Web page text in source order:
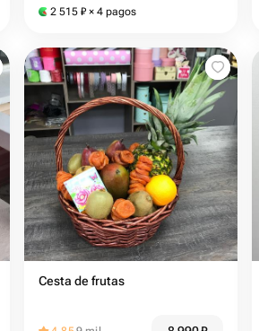
2 515 ₽ × 4 pagos
Cesta de frutas